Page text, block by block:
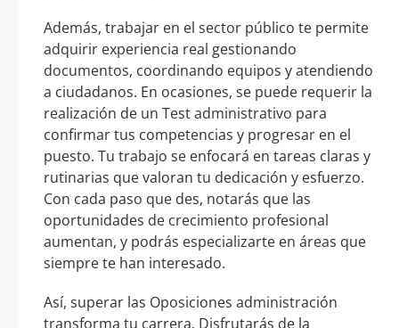
Además, trabajar en el sector público te permite
adquirir experiencia real gestionando
documentos, coordinando equipos y atendiendo
a ciudadanos. En ocasiones, se puede requerir la
realización de un Test administrativo para
confirmar tus competencias y progresar en el
puesto. Tu trabajo se enfocará en tareas claras y
rutinarias que valoran tu dedicación y esfuerzo.
Con cada paso que des, notarás que las
oportunidades de crecimiento profesional
aumentan, y podrás especializarte en áreas que
siempre te han interesado.
Así, superar las Oposiciones administración
transforma tu carrera. Disfrutarás de la